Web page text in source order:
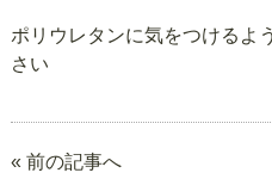
ポリウレタンに気をつけるよ
さい
« 前の記事へ